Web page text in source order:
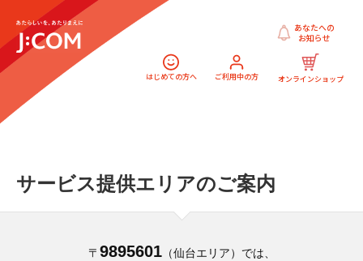
はじめての方へ ご利用中の方 オンラインショップ
あなたへの
お知らせ
サービス提供エリアのご案内
〒 9895601（仙台エリア）では、